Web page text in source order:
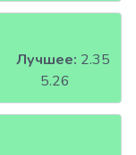
5.26
Лучшее: 2.35